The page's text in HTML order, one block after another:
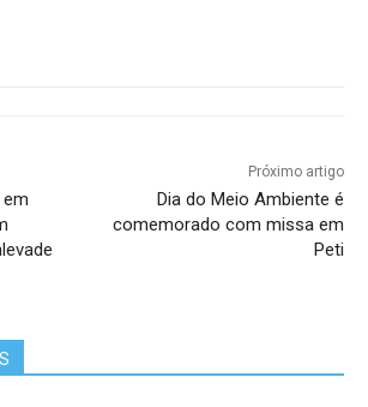
Próximo artigo
Dia do Meio Ambiente é
comemorado com missa em
Peti